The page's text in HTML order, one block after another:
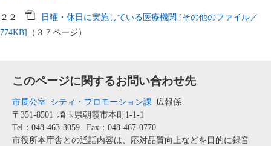
２２
日曜・休日に実施している医療機関 [その他のファイル／
774KB]
（３７ページ）
このページに関するお問い合わせ先
市長公室 シティ・プロモーション課 広報係
〒351-8501 埼玉県朝霞市本町1-1-1
Tel：048-463-3059
Fax：048-467-0770
市役所本庁舎との通話内容は、応対品質向上などを目的に録音